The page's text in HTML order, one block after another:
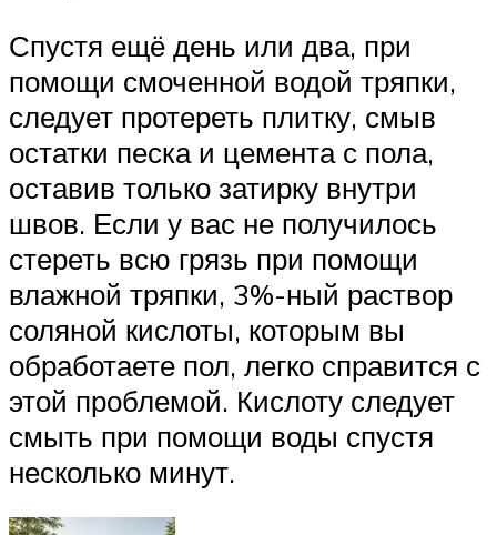
Спустя ещё день или два, при
помощи смоченной водой тряпки,
следует протереть плитку, смыв
остатки песка и цемента с пола,
оставив только затирку внутри
швов. Если у вас не получилось
стереть всю грязь при помощи
влажной тряпки, 3%-ный раствор
соляной кислоты, которым вы
обработаете пол, легко справится с
этой проблемой. Кислоту следует
смыть при помощи воды спустя
несколько минут.